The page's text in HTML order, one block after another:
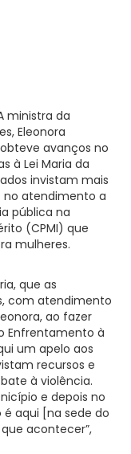
ministra da
Eleonora
avanços no
à Lei Maria da
invistam mais
no atendimento a
pública na
(CPMI) que
mulheres.
que as
com atendimento
ao fazer
Enfrentamento à
um apelo aos
recursos e
à violência.
e depois no
aqui [na sede do
acontecer”,